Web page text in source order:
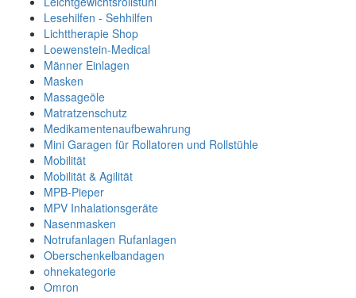
Lesehilfen - Sehhilfen
Lichttherapie Shop
Loewenstein-Medical
Männer Einlagen
Masken
Massageöle
Matratzenschutz
Medikamentenaufbewahrung
Mini Garagen für Rollatoren und Rollstühle
Mobilität
Mobilität & Agilität
MPB-Pieper
MPV Inhalationsgeräte
Nasenmasken
Notrufanlagen Rufanlagen
Oberschenkelbandagen
ohnekategorie
Omron